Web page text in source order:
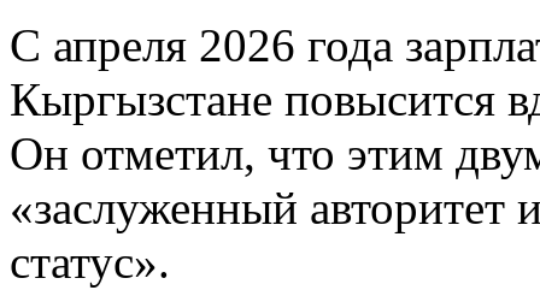
С апреля 2026 года
Кыргызстане повысится
Он отметил, что этим
«заслуженный
статус».